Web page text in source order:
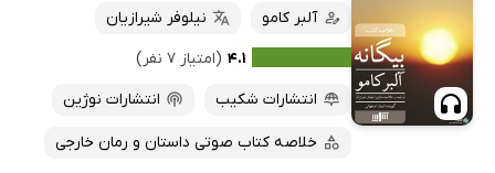
آلبر کامو
نیلوفر شیرازیان
۴.۱ (امتیاز ۷ نفر)
انتشارات شکیب
انتشارات نوژین
خلاصه کتاب صوتی داستان و رمان خارجی